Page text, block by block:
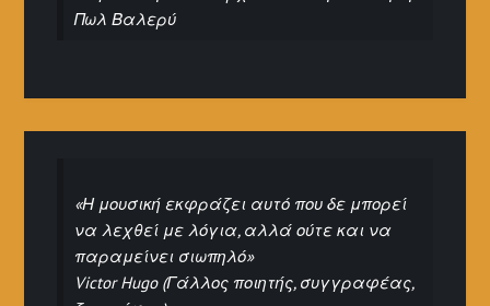
Πωλ Βαλερύ
«Η μουσική εκφράζει αυτό που δε μπορεί
να λεχθεί με λόγια, αλλά ούτε και να
παραμείνει σιωπηλό»
Victor Hugo (Γάλλος ποιητής, συγγραφέας,